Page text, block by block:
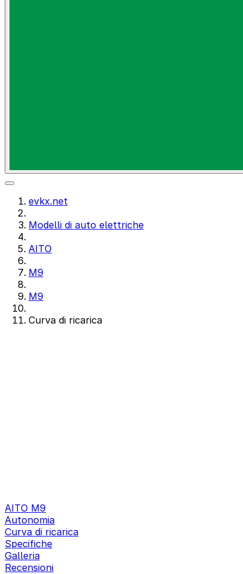
evkx.net
Modelli di auto elettriche
AITO
M9
M9
Curva di ricarica
AITO M9
Autonomia
Curva di ricarica
Specifiche
Galleria
Recensioni